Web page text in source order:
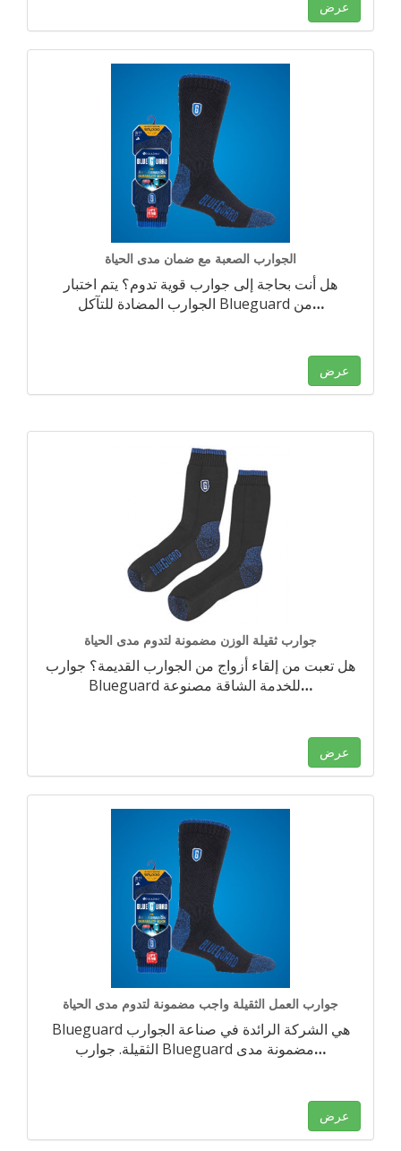
عرض
الجوارب الصعبة مع ضمان مدى الحياة
هل أنت بحاجة إلى جوارب قوية تدوم؟ يتم اختبار
الجوارب المضادة للتآكل Blueguard من…
عرض
جوارب ثقيلة الوزن مضمونة لتدوم مدى الحياة
هل تعبت من إلقاء أزواج من الجوارب القديمة؟ جوارب
Blueguard للخدمة الشاقة مصنوعة…
عرض
جوارب العمل الثقيلة واجب مضمونة لتدوم مدى الحياة
Blueguard هي الشركة الرائدة في صناعة الجوارب
الثقيلة. جوارب Blueguard مضمونة مدى…
عرض